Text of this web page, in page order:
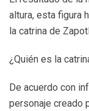
altura, esta figura
la catrina de
¿Quién es la
De acuerdo con
personaje creado